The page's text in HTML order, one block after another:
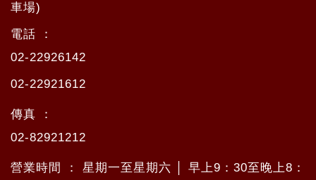
車場)
電話 ：
02-22926142
02-22921612
傳真 ：
02-82921212
營業時間 ： 星期一至星期六 │ 早上9：30至晚上8：